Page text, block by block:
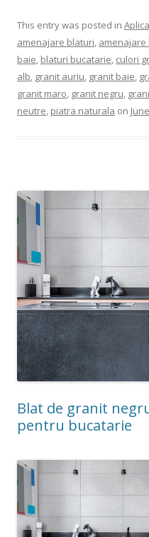
This entry was posted in
amenajare blaturi, amenajare
baie, blaturi bucatarie, culori
alb, granit auriu, granit baie,
granit maro, granit negru,
neutre, piatra naturala on
Blat de granit
pentru bucatarie